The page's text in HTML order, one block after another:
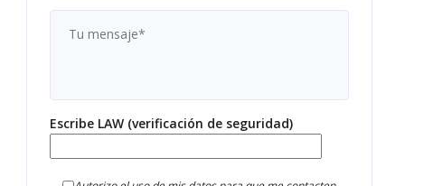
Escribe LAW (verificación de seguridad)